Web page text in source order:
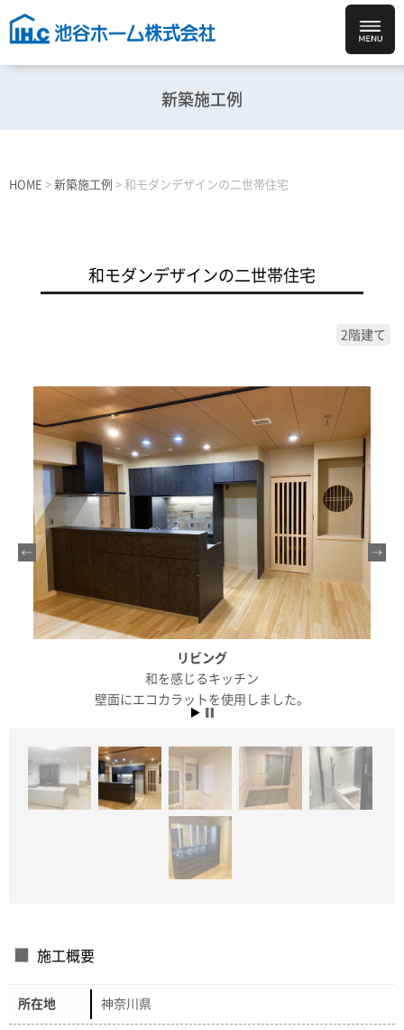
新築施工例
HOME > 新築施工例 > 和モダンデザインの二世帯住宅
和モダンデザインの二世帯住宅
2階建て
リビング
和を感じるキッチン
壁面にエコカラットを使用しました。
施工概要
所在地 神奈川県